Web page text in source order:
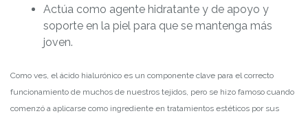
Actúa como agente hidratante y de apoyo y
soporte en la piel para que se mantenga más
joven.
Como ves, el ácido hialurónico es un componente clave para el correcto
funcionamiento de muchos de nuestros tejidos, pero se hizo famoso cuando
comenzó a aplicarse como ingrediente en tratamientos estéticos por sus